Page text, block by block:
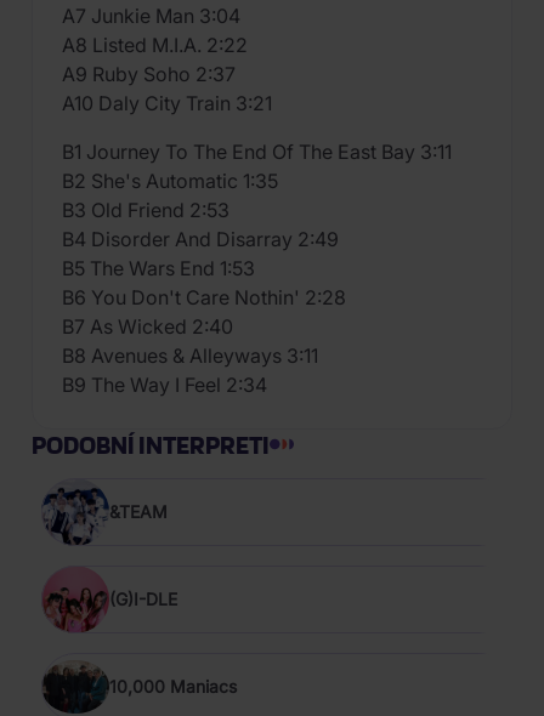
A7 Junkie Man 3:04
A8 Listed M.I.A. 2:22
A9 Ruby Soho 2:37
A10 Daly City Train 3:21
B1 Journey To The End Of The East Bay 3:11
B2 She's Automatic 1:35
B3 Old Friend 2:53
B4 Disorder And Disarray 2:49
B5 The Wars End 1:53
B6 You Don't Care Nothin' 2:28
B7 As Wicked 2:40
B8 Avenues & Alleyways 3:11
B9 The Way I Feel 2:34
PODOBNÍ INTERPRETI
&TEAM
(G)I-DLE
10,000 Maniacs